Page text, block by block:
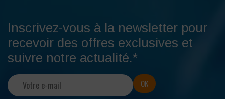
Inscrivez-vous à la newsletter pour
recevoir des offres exclusives et
suivre notre actualité.*